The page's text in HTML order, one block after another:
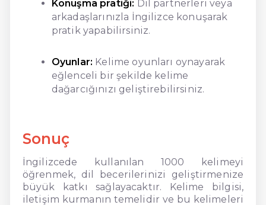
Konuşma pratiği: Dil partnerleri veya
arkadaşlarınızla İngilizce konuşarak
pratik yapabilirsiniz.
Oyunlar: Kelime oyunları oynayarak
eğlenceli bir şekilde kelime
dağarcığınızı geliştirebilirsiniz.
Sonuç
İngilizcede kullanılan 1000 kelimeyi
öğrenmek, dil becerilerinizi geliştirmenize
büyük katkı sağlayacaktır. Kelime bilgisi,
iletişim kurmanın temelidir ve bu kelimeleri